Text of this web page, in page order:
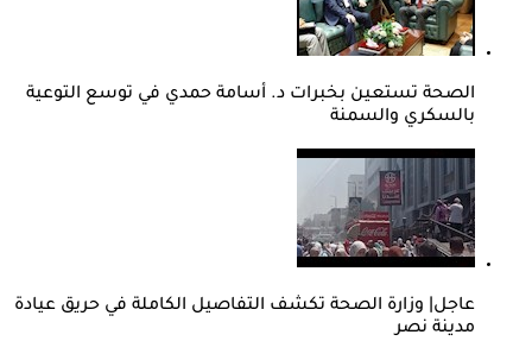
الصحة تستعين بخبرات د. أسامة حمدي في توسع التوعية
بالسكري والسمنة
عاجل| وزارة الصحة تكشف التفاصيل الكاملة في حريق عيادة
مدينة نصر